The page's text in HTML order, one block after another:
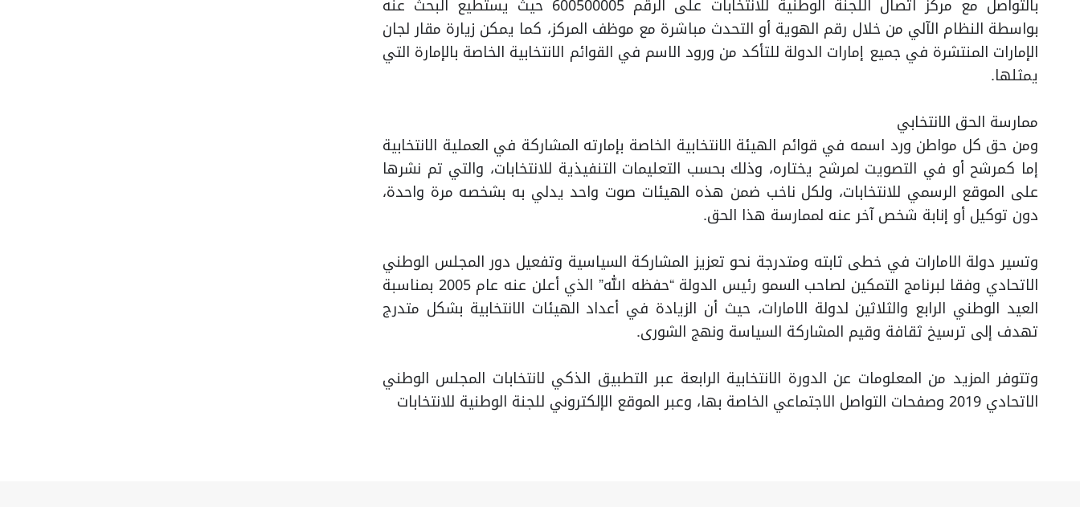
بالتواصل مع مركز اتصال اللجنة الوطنية للانتخابات على الرقم 600500005 حيث يستطيع البحث عنه
بواسطة النظام الآلي من خلال رقم الهوية أو التحدث مباشرة مع موظف المركز، كما يمكن زيارة مقار لجان
الإمارات المنتشرة في جميع إمارات الدولة للتأكد من ورود الاسم في القوائم الانتخابية الخاصة بالإمارة التي
يمثلها.
ممارسة الحق الانتخابي
ومن حق كل مواطن ورد اسمه في قوائم الهيئة الانتخابية الخاصة بإمارته المشاركة في العملية الانتخابية
إما كمرشح أو في التصويت لمرشح يختاره، وذلك بحسب التعليمات التنفيذية للانتخابات، والتي تم نشرها
على الموقع الرسمي للانتخابات، ولكل ناخب ضمن هذه الهيئات صوت واحد يدلي به بشخصه مرة واحدة،
دون توكيل أو إنابة شخص آخر عنه لممارسة هذا الحق.
وتسير دولة الامارات في خطى ثابته ومتدرجة نحو تعزيز المشاركة السياسية وتفعيل دور المجلس الوطني
الاتحادي وفقا لبرنامج التمكين لصاحب السمو رئيس الدولة “حفظه الله” الذي أعلن عنه عام 2005 بمناسبة
العيد الوطني الرابع والثلاثين لدولة الامارات، حيث أن الزيادة في أعداد الهيئات الانتخابية بشكل متدرج
تهدف إلى ترسيخ ثقافة وقيم المشاركة السياسة ونهج الشورى.
وتتوفر المزيد من المعلومات عن الدورة الانتخابية الرابعة عبر التطبيق الذكي لانتخابات المجلس الوطني
الاتحادي 2019 وصفحات التواصل الاجتماعي الخاصة بها، وعبر الموقع الإلكتروني للجنة الوطنية للانتخابات